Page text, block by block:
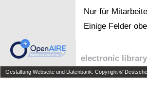
Nur für
Einige Felder
electronic
Gestaltung Webseite und Datenbank: Copyright ©